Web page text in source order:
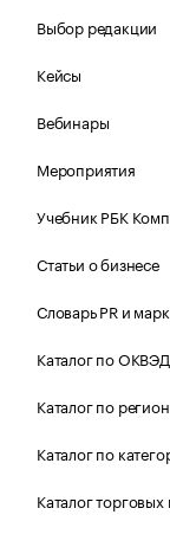
Выбор редакции
Кейсы
Вебинары
Мероприятия
Учебник РБК
Статьи о бизнесе
Словарь PR и
Каталог по ОКВЭД
Каталог по
Каталог по
Каталог